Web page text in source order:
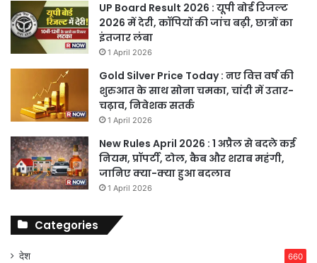
UP Board Result 2026 : यूपी बोर्ड रिजल्ट
2026 में देरी, कॉपियों की जांच बढ़ी, छात्रों का
इंतजार लंबा
1 April 2026
Gold Silver Price Today : नए वित्त वर्ष की
शुरुआत के साथ सोना चमका, चांदी में उतार-
चढ़ाव, निवेशक सतर्क
1 April 2026
New Rules April 2026 : 1 अप्रैल से बदले कई
नियम, प्रॉपर्टी, टोल, कैब और शराब महंगी,
जानिए क्या-क्या हुआ बदलाव
1 April 2026
Categories
देश 660